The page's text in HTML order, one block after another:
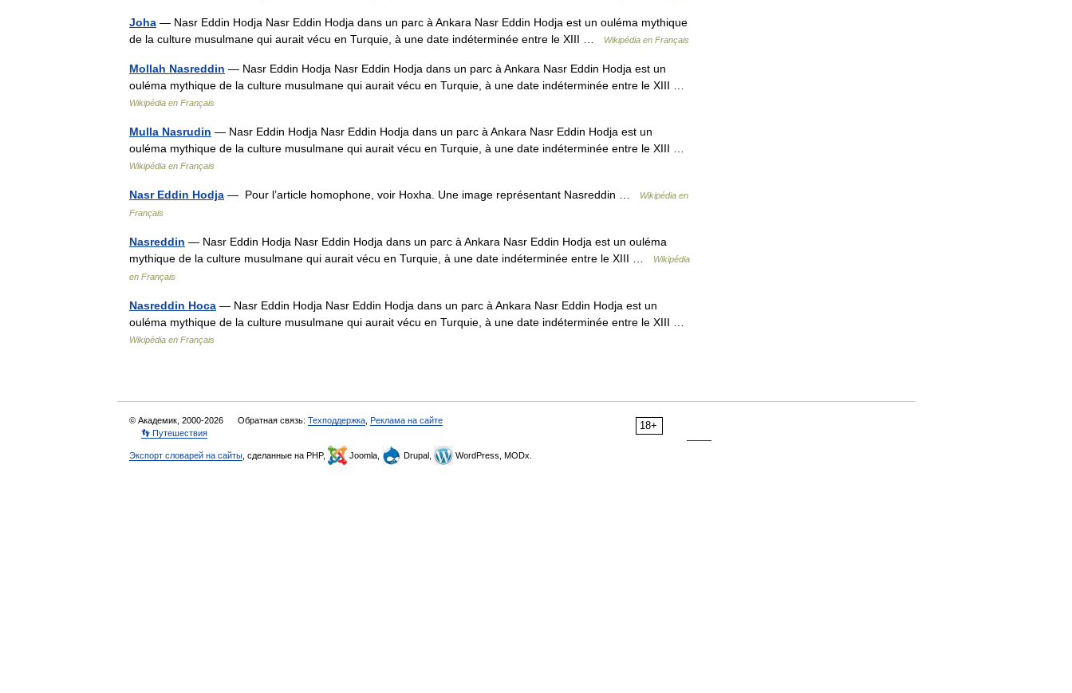
Joha — Nasr Eddin Hodja Nasr Eddin Hodja dans un parc à Ankara Nasr Eddin Hodja est un ouléma mythique
de la culture musulmane qui aurait vécu en Turquie, à une date indéterminée entre le XIII …
Wikipédia en Français
Mollah Nasreddin — Nasr Eddin Hodja Nasr Eddin Hodja dans un parc à Ankara Nasr Eddin Hodja est un
ouléma mythique de la culture musulmane qui aurait vécu en Turquie, à une date indéterminée entre le XIII …
Wikipédia en Français
Mulla Nasrudin — Nasr Eddin Hodja Nasr Eddin Hodja dans un parc à Ankara Nasr Eddin Hodja est un
ouléma mythique de la culture musulmane qui aurait vécu en Turquie, à une date indéterminée entre le XIII …
Wikipédia en Français
Nasr Eddin Hodja — Pour l’article homophone, voir Hoxha. Une image représentant Nasreddin …
Wikipédia en
Français
Nasreddin — Nasr Eddin Hodja Nasr Eddin Hodja dans un parc à Ankara Nasr Eddin Hodja est un ouléma
mythique de la culture musulmane qui aurait vécu en Turquie, à une date indéterminée entre le XIII …
Wikipédia
en Français
Nasreddin Hoca — Nasr Eddin Hodja Nasr Eddin Hodja dans un parc à Ankara Nasr Eddin Hodja est un
ouléma mythique de la culture musulmane qui aurait vécu en Turquie, à une date indéterminée entre le XIII …
Wikipédia en Français
18+
© Академик, 2000-2026 Обратная связь: Техподдержка Реклама на сайте
👣 Путешествия
Экспорт словарей на сайты , сделанные на PHP, Joomla, Drupal, WordPress, MODx.